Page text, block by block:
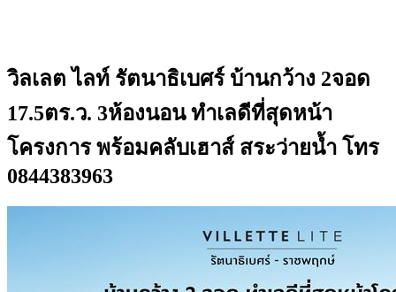
วิลเลต ไลท์ รัตนาธิเบศร์ บ้านกว้าง 2จอด
17.5ตร.ว. 3ห้องนอน ทำเลดีที่สุดหน้า
โครงการ พร้อมคลับเฮาส์ สระว่ายน้ำ โทร
0844383963